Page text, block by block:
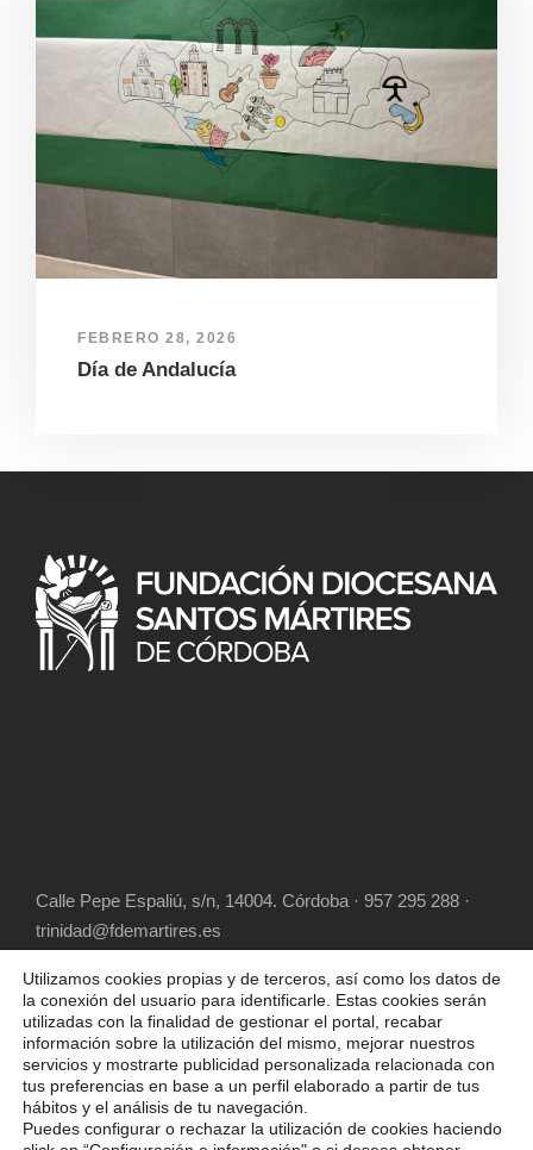
FEBRERO 28, 2026
Día de Andalucía
Calle Pepe Espaliú, s/n, 14004. Córdoba · 957 295 288 ·
trinidad@fdemartires.es
COPYRIGHT 2025 FUNDACIÓN DIOCESANA
SANTOS MÁRTIRES, ALL RIGHT RESERVED
Utilizamos cookies propias y de terceros, así como los datos de
la conexión del usuario para identificarle. Estas cookies serán
utilizadas con la finalidad de gestionar el portal, recabar
información sobre la utilización del mismo, mejorar nuestros
servicios y mostrarte publicidad personalizada relacionada con
tus preferencias en base a un perfil elaborado a partir de tus
hábitos y el análisis de tu navegación.
Puedes configurar o rechazar la utilización de cookies haciendo